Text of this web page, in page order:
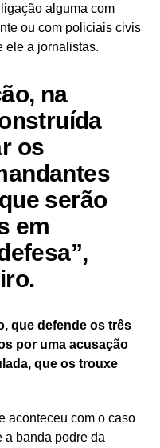
alguma com
ou com policiais civis
ele a jornalistas.
na
os
serão
em
que defende os três
por uma acusação
que os trouxe
aconteceu com o caso
a banda podre da